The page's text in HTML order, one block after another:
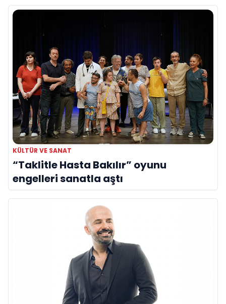
KÜLTÜR VE SANAT
“Taklitle Hasta Bakılır” oyunu
engelleri sanatla aştı